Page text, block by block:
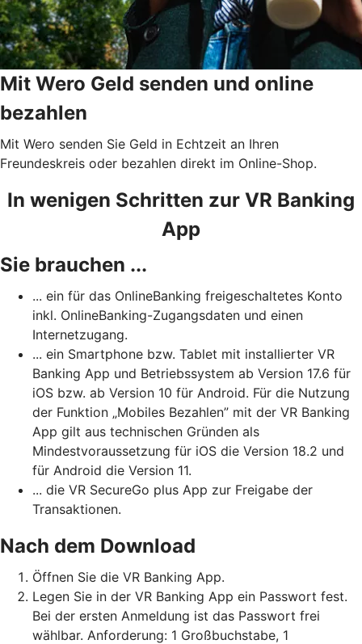
Mit Wero Geld senden und online
bezahlen
Mit Wero senden Sie Geld in Echtzeit an Ihren
Freundeskreis oder bezahlen direkt im Online-Shop.
In wenigen Schritten zur VR Banking
App
Sie brauchen ...
... ein für das OnlineBanking freigeschaltetes Konto
inkl. OnlineBanking-Zugangsdaten und einen
Internetzugang.
... ein Smartphone bzw. Tablet mit installierter VR
Banking App und Betriebssystem ab Version 17.6 für
iOS bzw. ab Version 10 für Android. Für die Nutzung
der Funktion „Mobiles Bezahlen” mit der VR Banking
App gilt aus technischen Gründen als
Mindestvoraussetzung für iOS die Version 18.2 und
für Android die Version 11.
... die VR SecureGo plus App zur Freigabe der
Transaktionen.
Nach dem Download
Öffnen Sie die VR Banking App.
Legen Sie in der VR Banking App ein Passwort fest.
Bei der ersten Anmeldung ist das Passwort frei
wählbar. Anforderung: 1 Großbuchstabe, 1